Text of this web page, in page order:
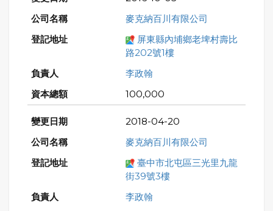
麥克納百川有限公司
屏東縣內埔鄉老埤村壽比
路202號1樓
李政翰
100,000
2018-04-20
麥克納百川有限公司
臺中市北屯區三光里九龍
街39號3樓
李政翰